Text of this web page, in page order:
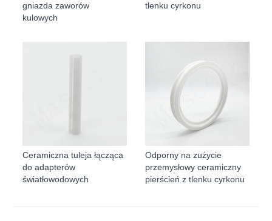
gniazda zaworów
kulowych
tlenku cyrkonu
Ceramiczna tuleja łącząca
do adapterów
światłowodowych
Odporny na zużycie
przemysłowy ceramiczny
pierścień z tlenku cyrkonu